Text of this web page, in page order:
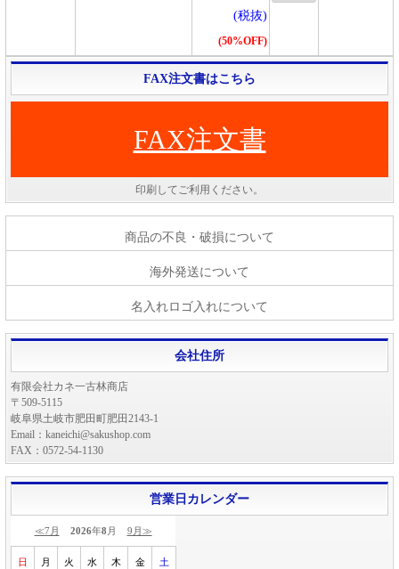
(税抜)
(50%OFF)
FAX注文書はこちら
FAX注文書
印刷してご利用ください。
商品の不良・破損について
海外発送について
名入れロゴ入れについて
会社住所
有限会社カネ一古林商店
〒509-5115
岐阜県土岐市肥田町肥田2143-1
Email：kaneichi@sakushop.com
FAX：0572-54-1130
営業日カレンダー
≪7月 2026年8 月 9月≫
日 月 火 水 木 金 土